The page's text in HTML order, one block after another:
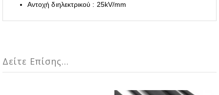
Αντοχή διηλεκτρικού : 25kV/mm
Δείτε Επίσης...